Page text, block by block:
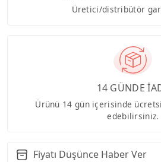
Üretici/distribütör
14 GÜNDE
Ürünü 14 gün içerisinde
edebilirsiniz.
Fiyatı Düşünce Haber Ver